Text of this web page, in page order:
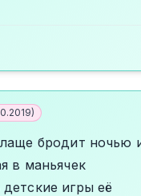
)
бродит ночью
в маньячек
игры её